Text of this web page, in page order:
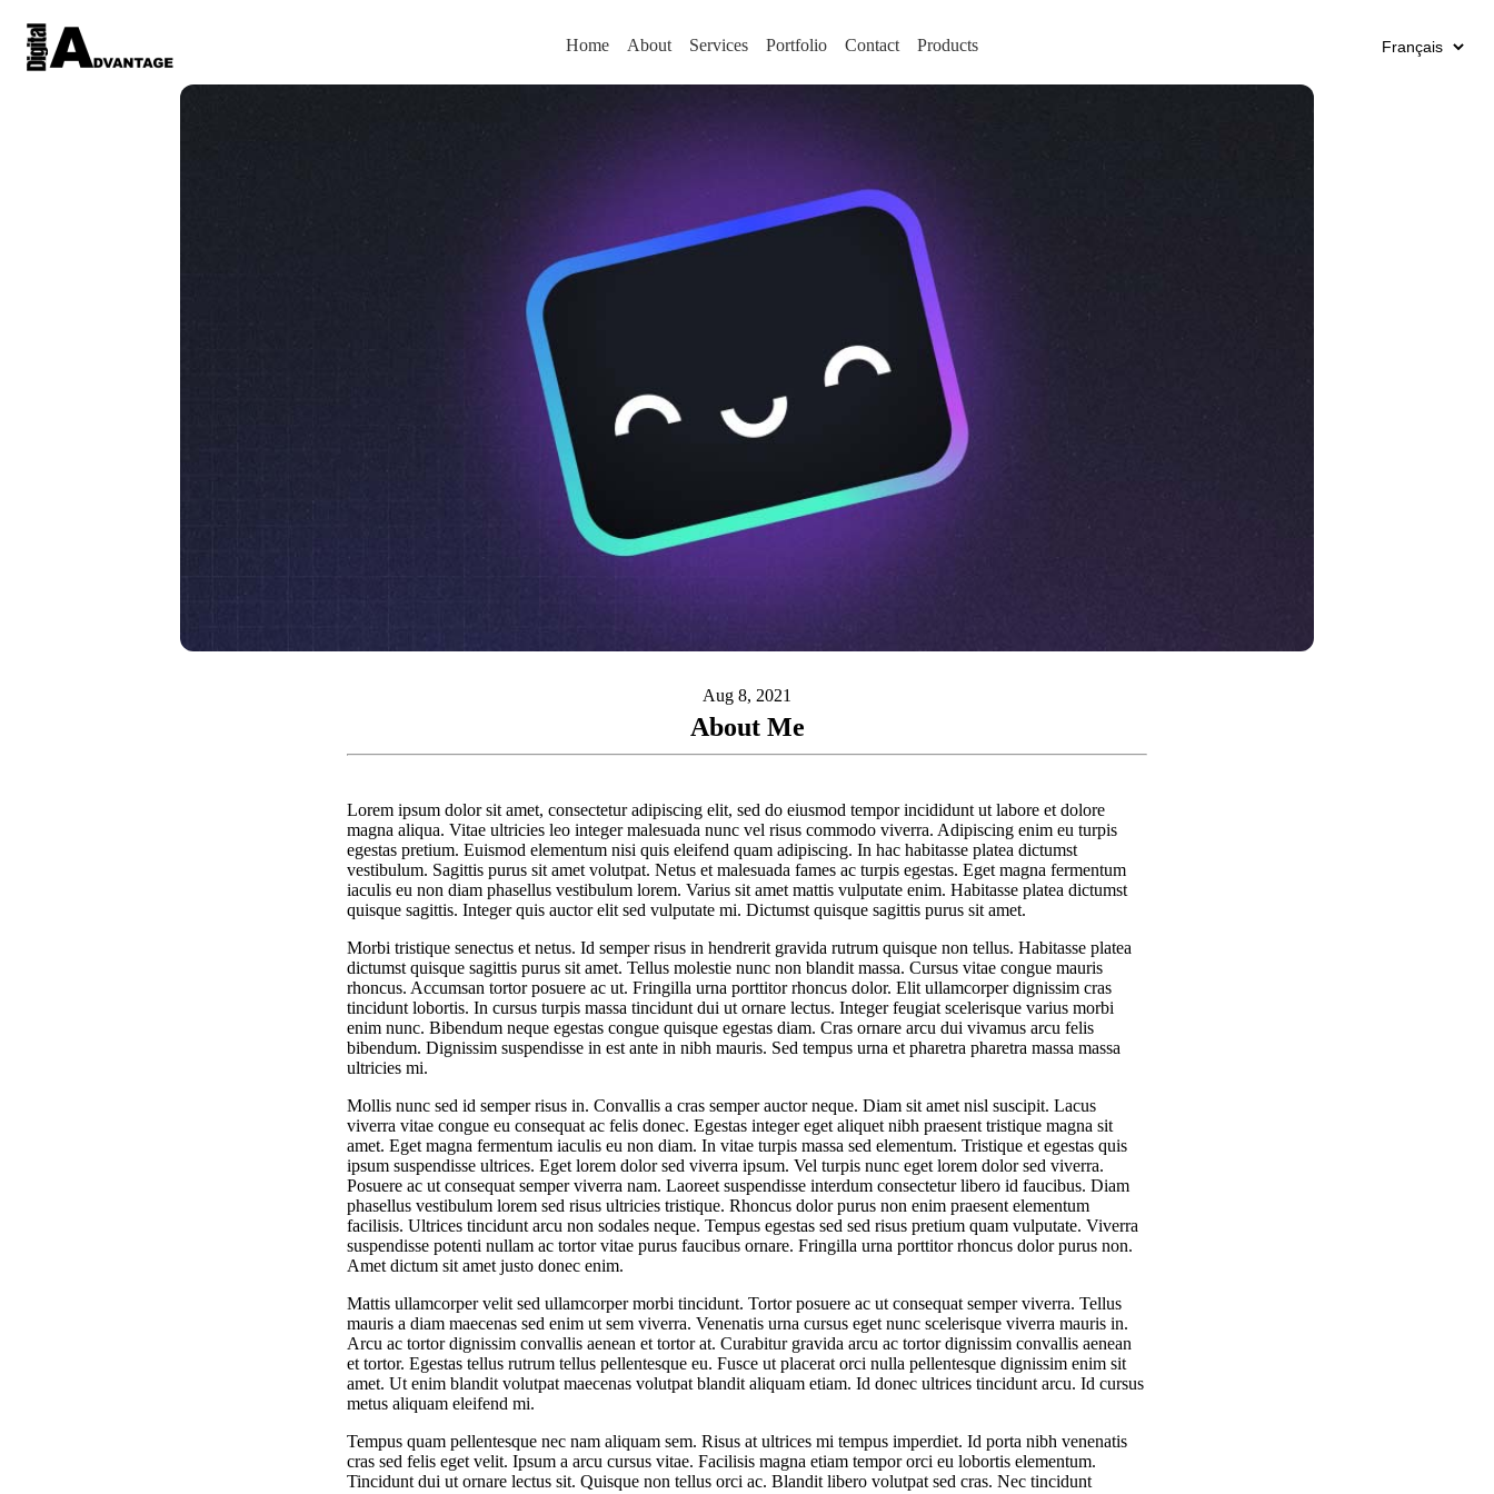
Home About Services Portfolio Contact Products Language
Aug 8, 2021
About Me
Lorem ipsum dolor sit amet, consectetur adipiscing elit, sed do eiusmod tempor incididunt ut labore et dolore
magna aliqua. Vitae ultricies leo integer malesuada nunc vel risus commodo viverra. Adipiscing enim eu turpis
egestas pretium. Euismod elementum nisi quis eleifend quam adipiscing. In hac habitasse platea dictumst
vestibulum. Sagittis purus sit amet volutpat. Netus et malesuada fames ac turpis egestas. Eget magna fermentum
iaculis eu non diam phasellus vestibulum lorem. Varius sit amet mattis vulputate enim. Habitasse platea dictumst
quisque sagittis. Integer quis auctor elit sed vulputate mi. Dictumst quisque sagittis purus sit amet.
Morbi tristique senectus et netus. Id semper risus in hendrerit gravida rutrum quisque non tellus. Habitasse platea
dictumst quisque sagittis purus sit amet. Tellus molestie nunc non blandit massa. Cursus vitae congue mauris
rhoncus. Accumsan tortor posuere ac ut. Fringilla urna porttitor rhoncus dolor. Elit ullamcorper dignissim cras
tincidunt lobortis. In cursus turpis massa tincidunt dui ut ornare lectus. Integer feugiat scelerisque varius morbi
enim nunc. Bibendum neque egestas congue quisque egestas diam. Cras ornare arcu dui vivamus arcu felis
bibendum. Dignissim suspendisse in est ante in nibh mauris. Sed tempus urna et pharetra pharetra massa massa
ultricies mi.
Mollis nunc sed id semper risus in. Convallis a cras semper auctor neque. Diam sit amet nisl suscipit. Lacus
viverra vitae congue eu consequat ac felis donec. Egestas integer eget aliquet nibh praesent tristique magna sit
amet. Eget magna fermentum iaculis eu non diam. In vitae turpis massa sed elementum. Tristique et egestas quis
ipsum suspendisse ultrices. Eget lorem dolor sed viverra ipsum. Vel turpis nunc eget lorem dolor sed viverra.
Posuere ac ut consequat semper viverra nam. Laoreet suspendisse interdum consectetur libero id faucibus. Diam
phasellus vestibulum lorem sed risus ultricies tristique. Rhoncus dolor purus non enim praesent elementum
facilisis. Ultrices tincidunt arcu non sodales neque. Tempus egestas sed sed risus pretium quam vulputate. Viverra
suspendisse potenti nullam ac tortor vitae purus faucibus ornare. Fringilla urna porttitor rhoncus dolor purus non.
Amet dictum sit amet justo donec enim.
Mattis ullamcorper velit sed ullamcorper morbi tincidunt. Tortor posuere ac ut consequat semper viverra. Tellus
mauris a diam maecenas sed enim ut sem viverra. Venenatis urna cursus eget nunc scelerisque viverra mauris in.
Arcu ac tortor dignissim convallis aenean et tortor at. Curabitur gravida arcu ac tortor dignissim convallis aenean
et tortor. Egestas tellus rutrum tellus pellentesque eu. Fusce ut placerat orci nulla pellentesque dignissim enim sit
amet. Ut enim blandit volutpat maecenas volutpat blandit aliquam etiam. Id donec ultrices tincidunt arcu. Id cursus
metus aliquam eleifend mi.
Tempus quam pellentesque nec nam aliquam sem. Risus at ultrices mi tempus imperdiet. Id porta nibh venenatis
cras sed felis eget velit. Ipsum a arcu cursus vitae. Facilisis magna etiam tempor orci eu lobortis elementum.
Tincidunt dui ut ornare lectus sit. Quisque non tellus orci ac. Blandit libero volutpat sed cras. Nec tincidunt